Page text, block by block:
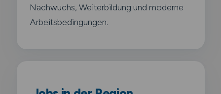
Nachwuchs, Weiterbildung und moderne
Arbeitsbedingungen.